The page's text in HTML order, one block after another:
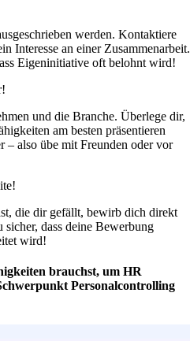
werden. Kontaktiere
Interesse an einer Zusammenarbeit.
Eigeninitiative oft belohnt wird!
und die Branche. Überlege dir,
am besten präsentieren
– also übe mit Freunden oder vor
die dir gefällt, bewirb dich direkt
sicher, dass deine Bewerbung
wird!
brauchst, um HR
Personalcontrolling